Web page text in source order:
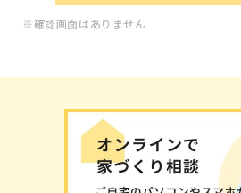
※確認画面はありません